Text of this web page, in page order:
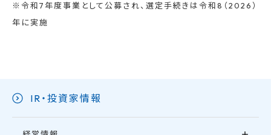
※令和7年度事業として公募され、選定手続きは令和8（2026）
年に実施
IR・投資家情報